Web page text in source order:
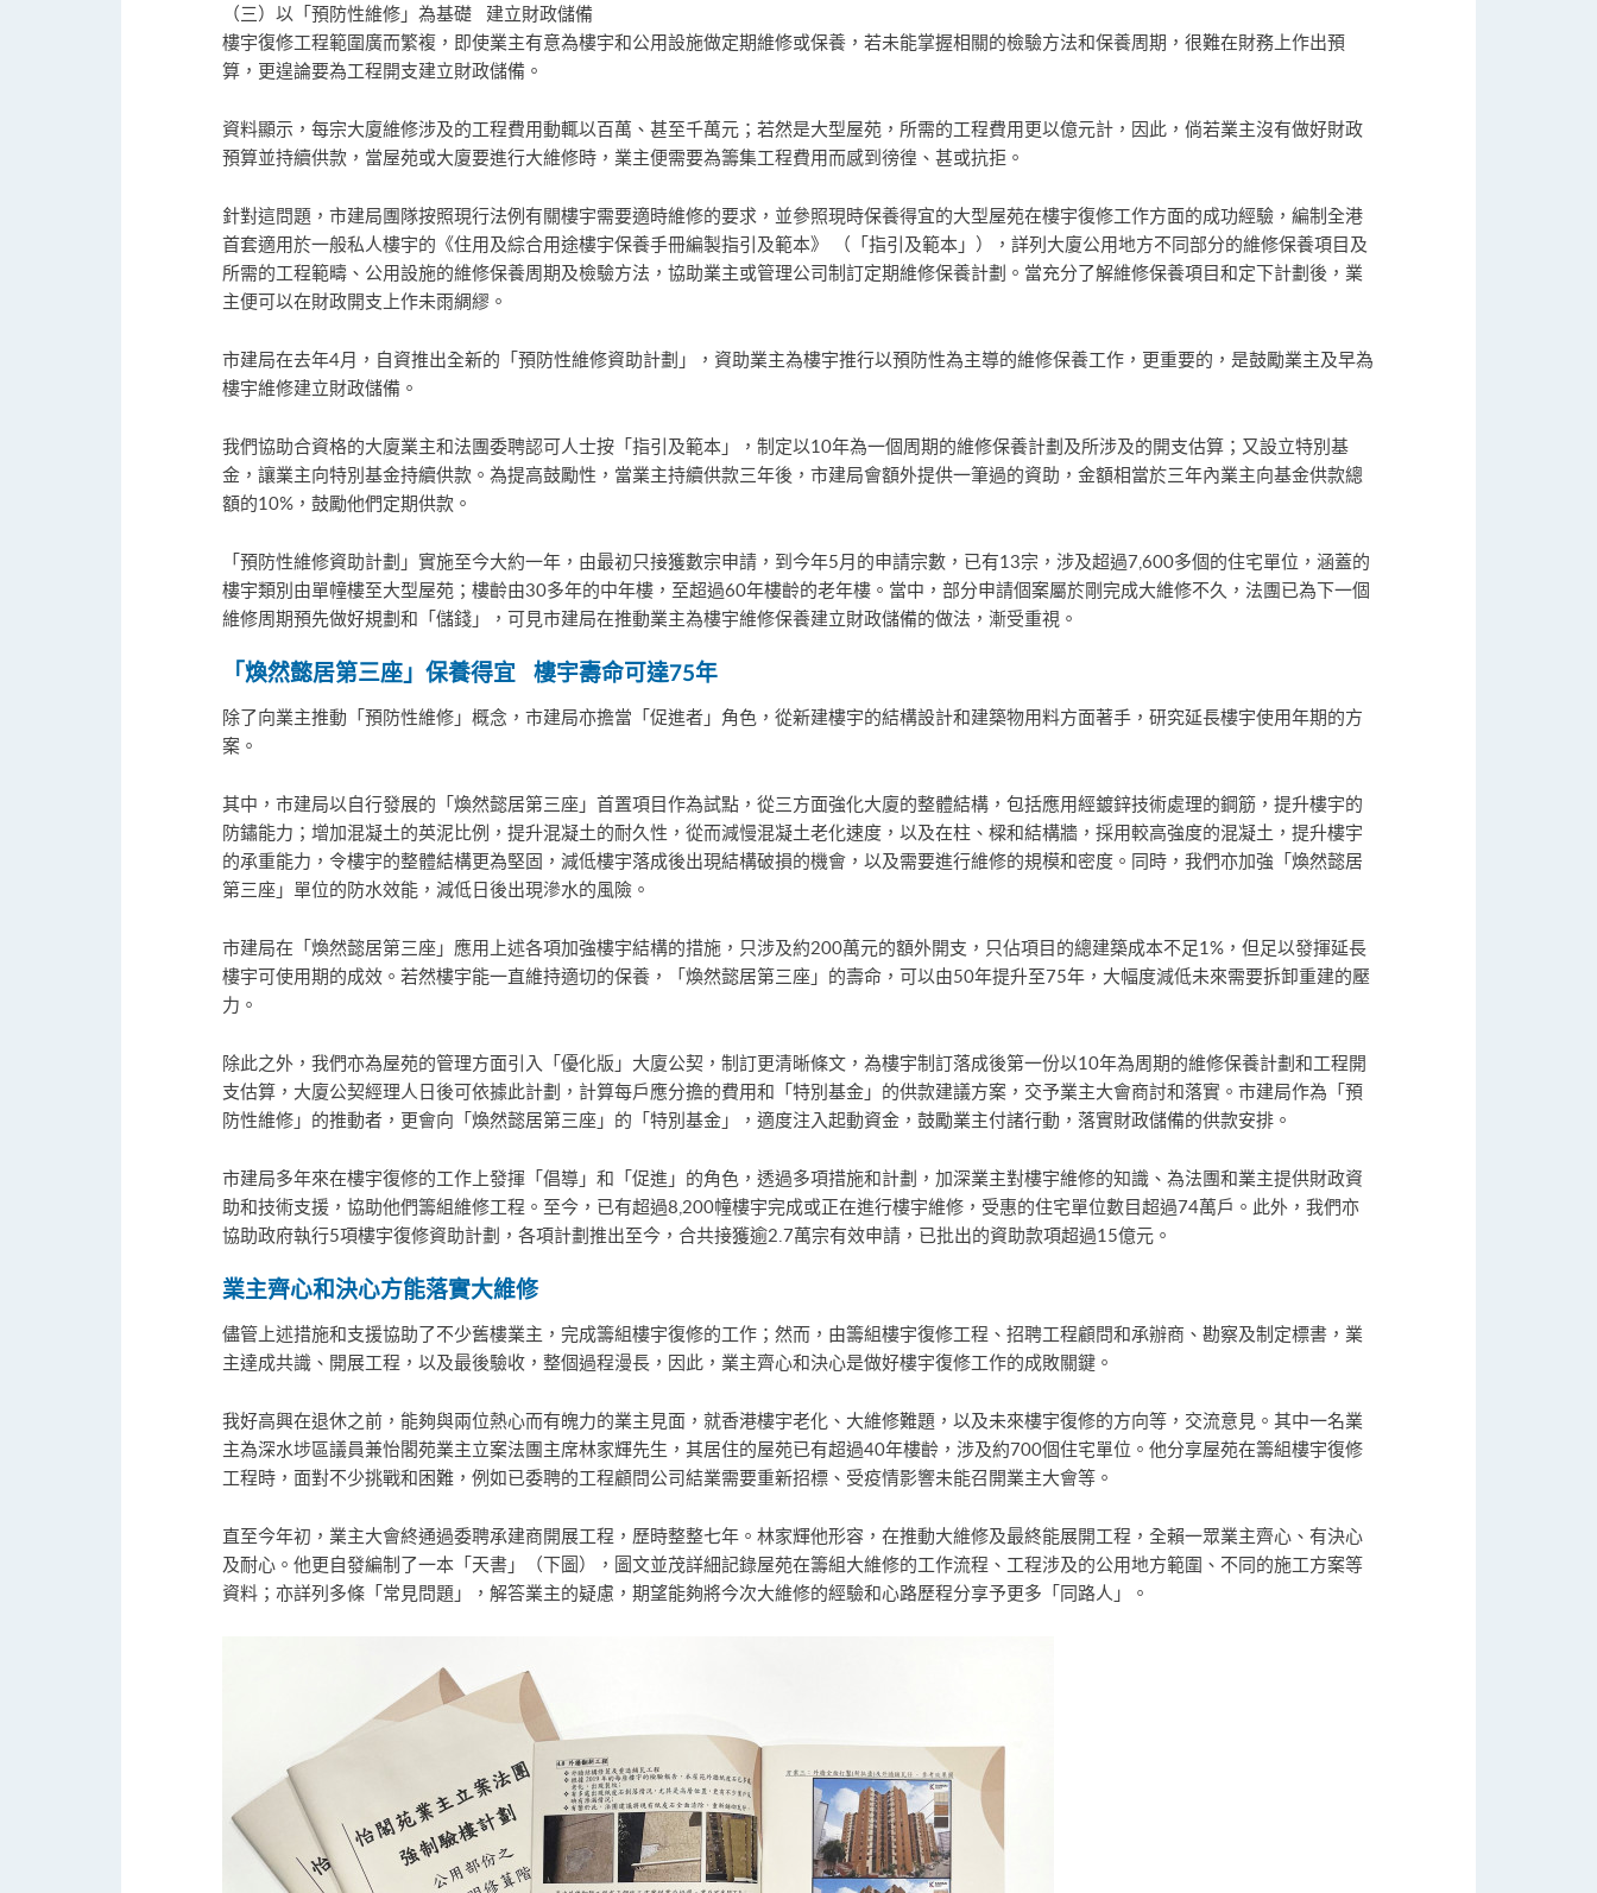
（三）以「預防性維修」為基礎 建立財政儲備
樓宇復修工程範圍廣而繁複，即使業主有意為樓宇和公用設施做定期維修或保養，若未能掌握相關的檢驗方法和保養周期，很難在財務上作出預
算，更遑論要為工程開支建立財政儲備。
資料顯示，每宗大廈維修涉及的工程費用動輒以百萬、甚至千萬元；若然是大型屋苑，所需的工程費用更以億元計，因此，倘若業主沒有做好財政
預算並持續供款，當屋苑或大廈要進行大維修時，業主便需要為籌集工程費用而感到徬徨、甚或抗拒。
針對這問題，市建局團隊按照現行法例有關樓宇需要適時維修的要求，並參照現時保養得宜的大型屋苑在樓宇復修工作方面的成功經驗，編制全港
首套適用於一般私人樓宇的《住用及綜合用途樓宇保養手冊編製指引及範本》 （「指引及範本」），詳列大廈公用地方不同部分的維修保養項目及
所需的工程範疇、公用設施的維修保養周期及檢驗方法，協助業主或管理公司制訂定期維修保養計劃。當充分了解維修保養項目和定下計劃後，業
主便可以在財政開支上作未雨綢繆。
市建局在去年4月，自資推出全新的「預防性維修資助計劃」，資助業主為樓宇推行以預防性為主導的維修保養工作，更重要的，是鼓勵業主及早為
樓宇維修建立財政儲備。
我們協助合資格的大廈業主和法團委聘認可人士按「指引及範本」，制定以10年為一個周期的維修保養計劃及所涉及的開支估算；又設立特別基
金，讓業主向特別基金持續供款。為提高鼓勵性，當業主持續供款三年後，市建局會額外提供一筆過的資助，金額相當於三年內業主向基金供款總
額的10%，鼓勵他們定期供款。
「預防性維修資助計劃」實施至今大約一年，由最初只接獲數宗申請，到今年5月的申請宗數，已有13宗，涉及超過7,600多個的住宅單位，涵蓋的
樓宇類別由單幢樓至大型屋苑；樓齡由30多年的中年樓，至超過60年樓齡的老年樓。當中，部分申請個案屬於剛完成大維修不久，法團已為下一個
維修周期預先做好規劃和「儲錢」，可見市建局在推動業主為樓宇維修保養建立財政儲備的做法，漸受重視。
「煥然懿居第三座」保養得宜 樓宇壽命可達75年
除了向業主推動「預防性維修」概念，市建局亦擔當「促進者」角色，從新建樓宇的結構設計和建築物用料方面著手，研究延長樓宇使用年期的方
案。
其中，市建局以自行發展的「煥然懿居第三座」首置項目作為試點，從三方面強化大廈的整體結構，包括應用經鍍鋅技術處理的鋼筋，提升樓宇的
防鏽能力；增加混凝土的英泥比例，提升混凝土的耐久性，從而減慢混凝土老化速度，以及在柱、樑和結構牆，採用較高強度的混凝土，提升樓宇
的承重能力，令樓宇的整體結構更為堅固，減低樓宇落成後出現結構破損的機會，以及需要進行維修的規模和密度。同時，我們亦加強「煥然懿居
第三座」單位的防水效能，減低日後出現滲水的風險。
市建局在「煥然懿居第三座」應用上述各項加強樓宇結構的措施，只涉及約200萬元的額外開支，只佔項目的總建築成本不足1%，但足以發揮延長
樓宇可使用期的成效。若然樓宇能一直維持適切的保養，「煥然懿居第三座」的壽命，可以由50年提升至75年，大幅度減低未來需要拆卸重建的壓
力。
除此之外，我們亦為屋苑的管理方面引入「優化版」大廈公契，制訂更清晰條文，為樓宇制訂落成後第一份以10年為周期的維修保養計劃和工程開
支估算，大廈公契經理人日後可依據此計劃，計算每戶應分擔的費用和「特別基金」的供款建議方案，交予業主大會商討和落實。市建局作為「預
防性維修」的推動者，更會向「煥然懿居第三座」的「特別基金」，適度注入起動資金，鼓勵業主付諸行動，落實財政儲備的供款安排。
市建局多年來在樓宇復修的工作上發揮「倡導」和「促進」的角色，透過多項措施和計劃，加深業主對樓宇維修的知識、為法團和業主提供財政資
助和技術支援，協助他們籌組維修工程。至今，已有超過8,200幢樓宇完成或正在進行樓宇維修，受惠的住宅單位數目超過74萬戶。此外，我們亦
協助政府執行5項樓宇復修資助計劃，各項計劃推出至今，合共接獲逾2.7萬宗有效申請，已批出的資助款項超過15億元。
業主齊心和決心方能落實大維修
儘管上述措施和支援協助了不少舊樓業主，完成籌組樓宇復修的工作；然而，由籌組樓宇復修工程、招聘工程顧問和承辦商、勘察及制定標書，業
主達成共識、開展工程，以及最後驗收，整個過程漫長，因此，業主齊心和決心是做好樓宇復修工作的成敗關鍵。
我好高興在退休之前，能夠與兩位熱心而有魄力的業主見面，就香港樓宇老化、大維修難題，以及未來樓宇復修的方向等，交流意見。其中一名業
主為深水埗區議員兼怡閣苑業主立案法團主席林家輝先生，其居住的屋苑已有超過40年樓齡，涉及約700個住宅單位。他分享屋苑在籌組樓宇復修
工程時，面對不少挑戰和困難，例如已委聘的工程顧問公司結業需要重新招標、受疫情影響未能召開業主大會等。
直至今年初，業主大會終通過委聘承建商開展工程，歷時整整七年。林家輝他形容，在推動大維修及最終能展開工程，全賴一眾業主齊心、有決心
及耐心。他更自發編制了一本「天書」（下圖），圖文並茂詳細記錄屋苑在籌組大維修的工作流程、工程涉及的公用地方範圍、不同的施工方案等
資料；亦詳列多條「常見問題」，解答業主的疑慮，期望能夠將今次大維修的經驗和心路歷程分享予更多「同路人」。